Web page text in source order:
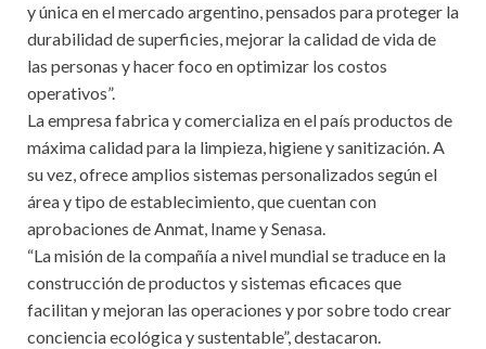
y única en el mercado argentino, pensados para proteger la
durabilidad de superficies, mejorar la calidad de vida de
las personas y hacer foco en optimizar los costos
operativos”.
La empresa fabrica y comercializa en el país productos de
máxima calidad para la limpieza, higiene y sanitización. A
su vez, ofrece amplios sistemas personalizados según el
área y tipo de establecimiento, que cuentan con
aprobaciones de Anmat, Iname y Senasa.
“La misión de la compañía a nivel mundial se traduce en la
construcción de productos y sistemas eficaces que
facilitan y mejoran las operaciones y por sobre todo crear
conciencia ecológica y sustentable”, destacaron.